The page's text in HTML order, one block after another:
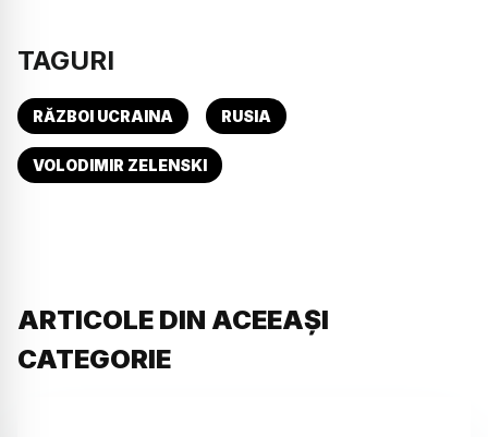
TAGURI
RĂZBOI UCRAINA RUSIA
VOLODIMIR ZELENSKI
ARTICOLE DIN ACEEAȘI
CATEGORIE